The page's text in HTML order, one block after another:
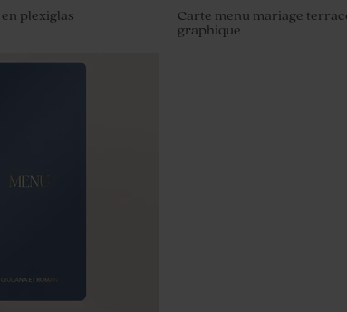
plexiglas
Carte menu mariage
graphique